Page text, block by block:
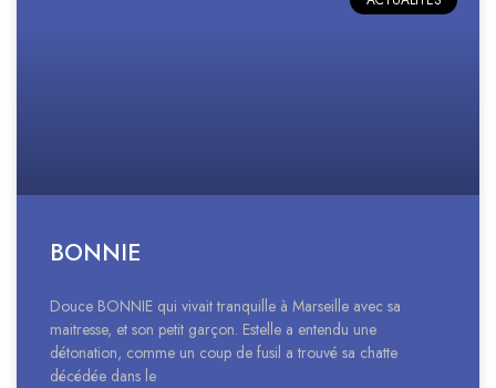
BONNIE
Douce BONNIE qui vivait tranquille à Marseille avec sa
maitresse, et son petit garçon. Estelle a entendu une
détonation, comme un coup de fusil a trouvé sa chatte
décédée dans le